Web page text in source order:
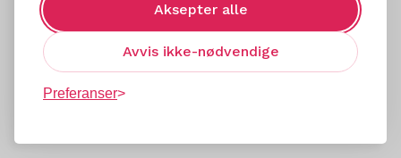
Aksepter alle
Avvis ikke-nødvendige
Preferanser